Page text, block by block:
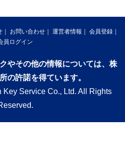
お問い合わせ 運営者情報
会員登録
員ログイン
やその他の情報については、株
の許諾を得ています。
Service Co., Ltd. All Rights